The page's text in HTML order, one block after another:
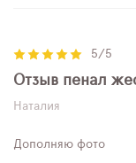
5/5
Отзыв пенал
Наталия
Дополняю фото